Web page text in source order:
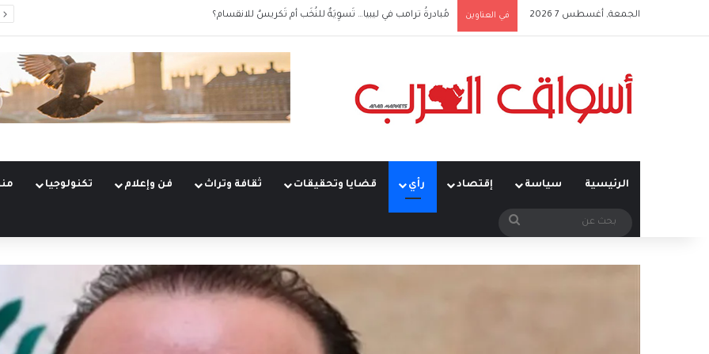
الجمعة, أغسطس 7 2026 في العناوين الحوثيون في العراق: من مكتبٍ سياسي إلى شبكةِ عمليّات
الرئيسية سياسة إقتصاد رأي قضايا وتحقيقات ثقافة وتراث فن وإعلام تكنولوجيا
بحث